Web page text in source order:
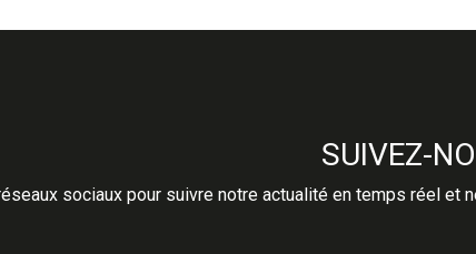
SUIVEZ-
sociaux pour suivre notre actualité en temps réel et